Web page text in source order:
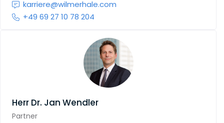
karriere@wilmerhale.com
+49 69 27 10 78 204
Herr Dr. Jan Wendler
Partner